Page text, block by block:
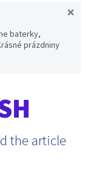
×
baterky,
prázdniny
the article